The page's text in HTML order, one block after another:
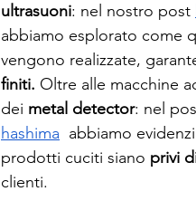
ultrasuoni: nel nostro post
abbiamo esplorato come
vengono realizzate,
finiti. Oltre alle macchine
dei metal detector: nel
hashima abbiamo
prodotti cuciti siano privi
clienti.